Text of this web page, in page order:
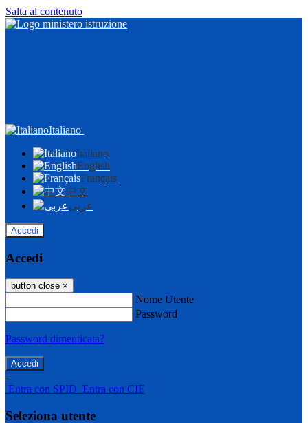
Salta al contenuto
Italiano
Italiano
English
Français
中文
عربى
Accedi
Accedi
button close ×
Nome Utente
Password
Password dimenticata?
-
Entra con SPID Entra con CIE
Seleziona utente